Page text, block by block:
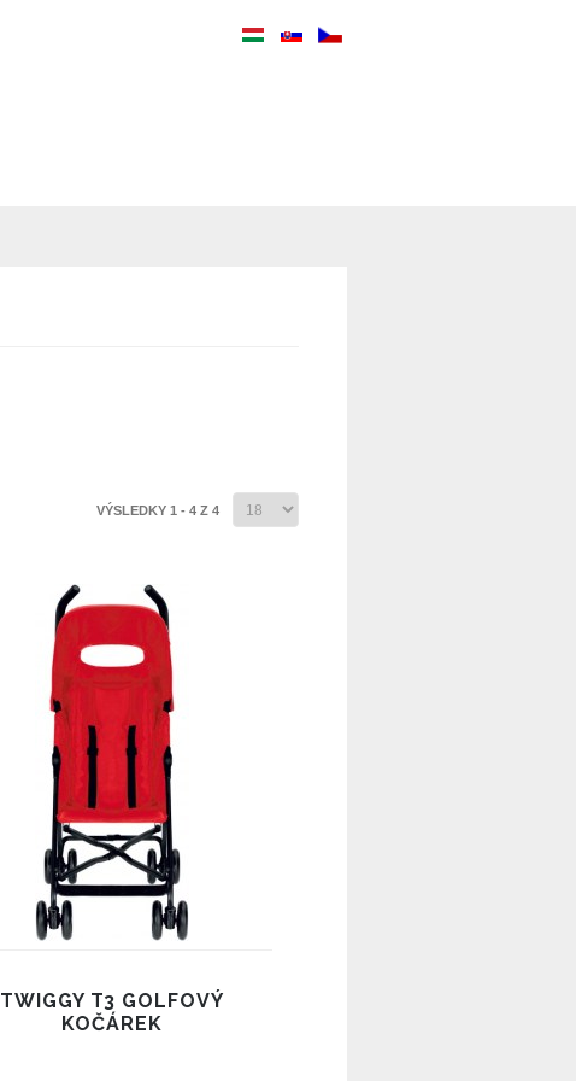
VÝSLEDKY 1 - 4 Z 4
TWIGGY T3 GOLFOVÝ
KOČÁREK